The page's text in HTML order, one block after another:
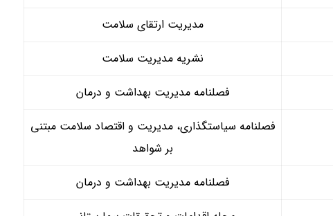
مدیریت ارتقای سلامت
نشریه مدیریت سلامت
فصلنامه مدیریت بهداشت و درمان
فصلنامه سیاستگذاری، مدیریت و اقتصاد سلامت مبتنی
بر شواهد
فصلنامه مدیریت بهداشت و درمان